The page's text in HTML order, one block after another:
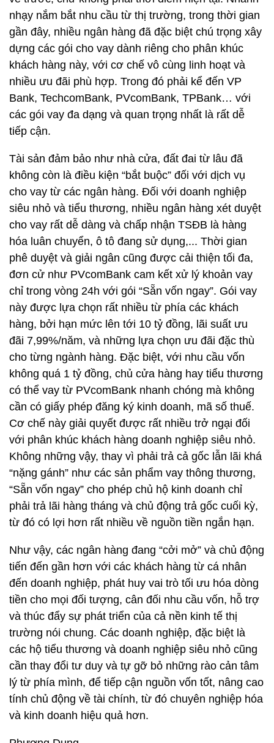
nhạy nắm bắt nhu cầu từ thị trường, trong thời gian
gần đây, nhiều ngân hàng đã đặc biệt chú trọng xây
dựng các gói cho vay dành riêng cho phân khúc
khách hàng này, với cơ chế vô cùng linh hoạt và
nhiều ưu đãi phù hợp. Trong đó phải kể đến VP
Bank, TechcomBank, PVcomBank, TPBank… với
các gói vay đa dạng và quan trọng nhất là rất dễ
tiếp cận.
Tài sản đảm bảo như nhà cửa, đất đai từ lâu đã
không còn là điều kiện “bắt buộc” đối với dịch vụ
cho vay từ các ngân hàng. Đối với doanh nghiệp
siêu nhỏ và tiểu thương, nhiều ngân hàng xét duyệt
cho vay rất dễ dàng và chấp nhận TSĐB là hàng
hóa luân chuyển, ô tô đang sử dụng,... Thời gian
phê duyệt và giải ngân cũng được cải thiện tối đa,
đơn cử như PVcomBank cam kết xử lý khoản vay
chỉ trong vòng 24h với gói “Sẵn vốn ngay”. Gói vay
này được lựa chọn rất nhiều từ phía các khách
hàng, bởi hạn mức lên tới 10 tỷ đồng, lãi suất ưu
đãi 7,99%/năm, và những lựa chọn ưu đãi đặc thù
cho từng ngành hàng. Đặc biệt, với nhu cầu vốn
không quá 1 tỷ đồng, chủ cửa hàng hay tiểu thương
có thể vay từ PVcomBank nhanh chóng mà không
cần có giấy phép đăng ký kinh doanh, mã số thuế.
Cơ chế này giải quyết được rất nhiều trở ngại đối
với phân khúc khách hàng doanh nghiệp siêu nhỏ.
Không những vậy, thay vì phải trả cả gốc lẫn lãi khá
“nặng gánh” như các sản phẩm vay thông thương,
“Sẵn vốn ngay” cho phép chủ hộ kinh doanh chỉ
phải trả lãi hàng tháng và chủ động trả gốc cuối kỳ,
từ đó có lợi hơn rất nhiều về nguồn tiền ngắn hạn.
Như vậy, các ngân hàng đang “cởi mở” và chủ động
tiến đến gần hơn với các khách hàng từ cá nhân
đến doanh nghiệp, phát huy vai trò tối ưu hóa dòng
tiền cho mọi đối tượng, cân đối nhu cầu vốn, hỗ trợ
và thúc đẩy sự phát triển của cả nền kinh tế thị
trường nói chung. Các doanh nghiệp, đặc biệt là
các hộ tiểu thương và doanh nghiệp siêu nhỏ cũng
cần thay đổi tư duy và tự gỡ bỏ những rào cản tâm
lý từ phía mình, để tiếp cận nguồn vốn tốt, nâng cao
tính chủ động về tài chính, từ đó chuyên nghiệp hóa
và kinh doanh hiệu quả hơn.